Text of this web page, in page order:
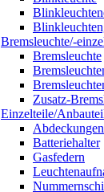
Bremsleuchte/-
Bremsleuchte
Zusatz-
Einzelteile/
Batteriehalter
Gasfedern